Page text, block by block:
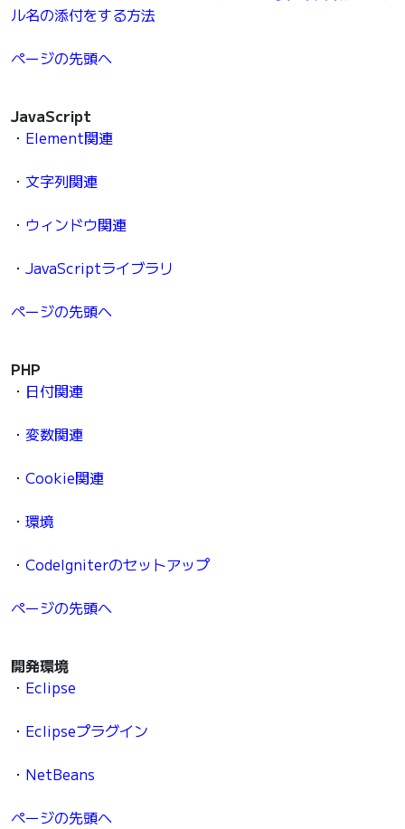
ル名の添付をする方法
ページの先頭へ
JavaScript
・ Element関連
・ 文字列関連
・ ウィンドウ関連
・ JavaScriptライブラリ
ページの先頭へ
PHP
・ 日付関連
・ 変数関連
・ Cookie関連
・ 環境
・ CodeIgniterのセットアップ
ページの先頭へ
開発環境
・ Eclipse
・ Eclipseプラグイン
・ NetBeans
ページの先頭へ